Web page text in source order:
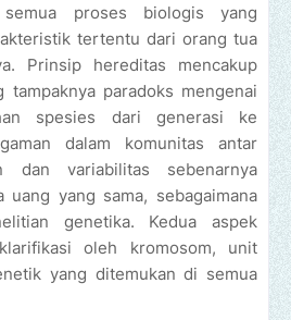
semua proses biologis yang
tertentu dari orang tua
Prinsip hereditas mencakup
tampaknya paradoks mengenai
spesies dari generasi ke
dalam komunitas antar
dan variabilitas sebenarnya
uang yang sama, sebagaimana
genetika. Kedua aspek
oleh kromosom, unit
yang ditemukan di semua